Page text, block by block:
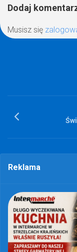
Dodaj
Musisz się
Reklama